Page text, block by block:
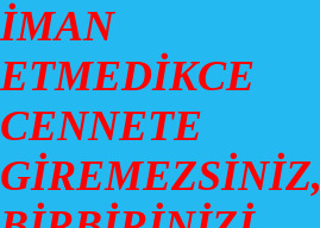
İMAN
ETMEDİKCE
CENNETE
GİREMEZSİNİZ,